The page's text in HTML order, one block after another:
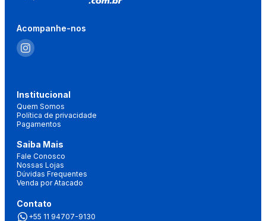
Acompanhe-nos
Institucional
Quem Somos
Política de privacidade
Pagamentos
Saiba Mais
Fale Conosco
Nossas Lojas
Dúvidas Frequentes
Venda por Atacado
Contato
+55 11 94707-9130